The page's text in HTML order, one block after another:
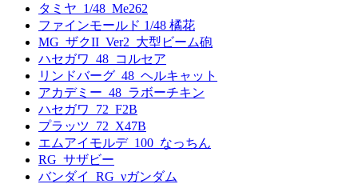
タミヤ_1/48_Me262
ファインモールド 1/48 橘花
MG_ザクII_Ver2_大型ビーム砲
ハセガワ_48_コルセア
リンドバーグ_48_ヘルキャット
アカデミー_48_ラボーチキン
ハセガワ_72_F2B
プラッツ_72_X47B
エムアイモルデ_100_なっちん
RG_サザビー
バンダイ_RG_νガンダム